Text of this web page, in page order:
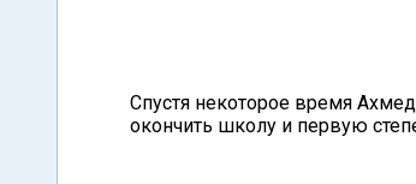
Спустя некоторое время
окончить школу и первую